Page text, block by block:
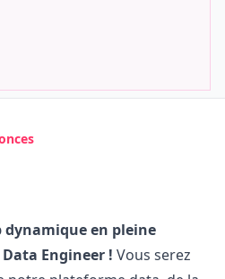
dynamique en pleine
Engineer ! Vous serez